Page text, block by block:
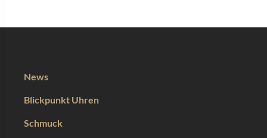
News
Blickpunkt Uhren
Schmuck